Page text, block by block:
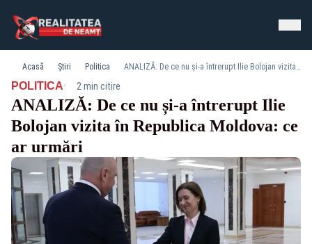
Acasă Știri Politica ANALIZĂ: De ce nu și-a întrerupt Ilie Bolojan vizita în Republica Moldova: ce ar urmări
POLITICA· 2 min citire
ANALIZĂ: De ce nu și-a întrerupt Ilie
Bolojan vizita în Republica Moldova: ce
ar urmări